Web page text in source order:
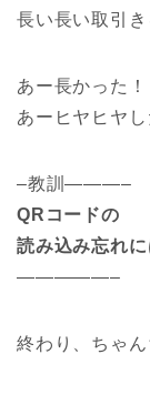
長い長い取引
あー長かった！
あーヒヤヒヤし
–教訓———–
QRコードの
読み込み忘れ
—————–
終わり、ちゃん